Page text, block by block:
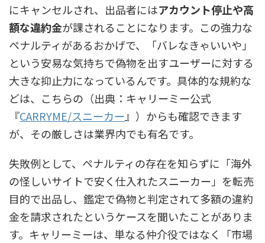
にキャンセルされ、出品者にはアカウント停止や高
額な違約金が課されることになります。この強力な
ペナルティがあるおかげで、「バレなきゃいいや」
という安易な気持ちで偽物を出すユーザーに対する
大きな抑止力になっているんです。具体的な規約な
どは、こちらの（出典：キャリーミー公式
『CARRYME/スニーカー』）からも確認できます
が、その厳しさは業界内でも有名です。
失敗例として、ペナルティの存在を知らずに「海外
の怪しいサイトで安く仕入れたスニーカー」を転売
目的で出品し、鑑定で偽物と判定されて多額の違約
金を請求されたというケースを聞いたことがありま
す。キャリーミーは、単なる仲介役ではなく「市場